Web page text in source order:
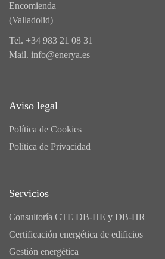
Encomienda
(Valladolid)
Tel. +34 983 21 08 31
Mail. info@enerya.es
Aviso legal
Política de Cookies
Política de Privacidad
Servicios
Consultoría CTE DB-HE y DB-HR
Certificación energética de edificios
Gestión energética